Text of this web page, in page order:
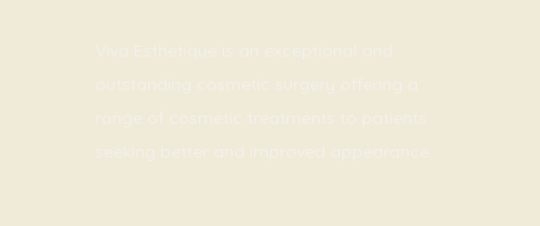
Viva Esthetique is an exceptional and
outstanding cosmetic surgery offering a
range of cosmetic treatments to patients
seeking better and improved appearance.